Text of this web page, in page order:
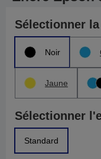
Sélectionner
Noir
Jaune
Sélectionner
Standard